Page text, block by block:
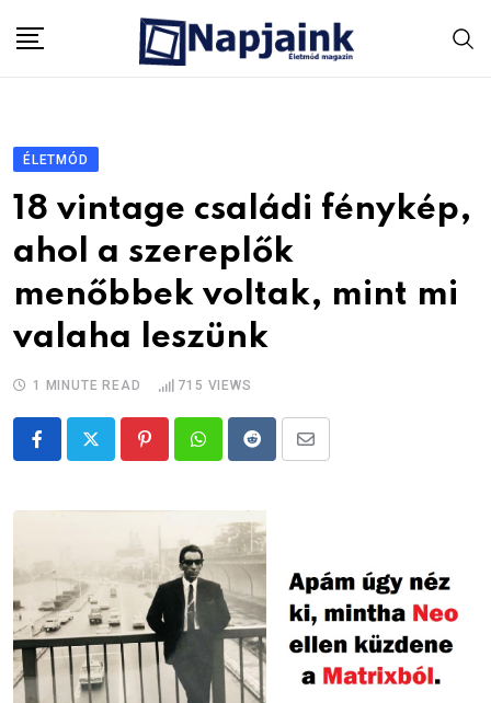
ÉLETMÓD
18 vintage családi fénykép,
ahol a szereplők
menőbbek voltak, mint mi
valaha leszünk
1 MINUTE READ 715 VIEWS
PinterestWhatsappRedditShare